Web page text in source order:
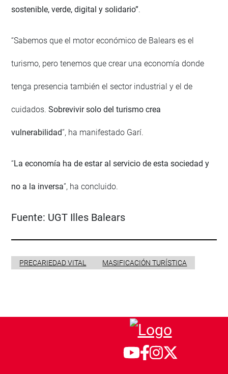
sostenible, verde, digital y solidario”.
“Sabemos que el motor económico de Balears es el
turismo, pero tenemos que crear una economía donde
tenga presencia también el sector industrial y el de
cuidados.Sobrevivir solo del turismo crea
vulnerabilidad”, ha manifestado Garí.
“La economía ha de estar al servicio de esta sociedad y
no a la inversa”, ha concluido.
Fuente: UGT Illes Balears
PRECARIEDAD VITAL MASIFICACIÓN TURÍSTICA